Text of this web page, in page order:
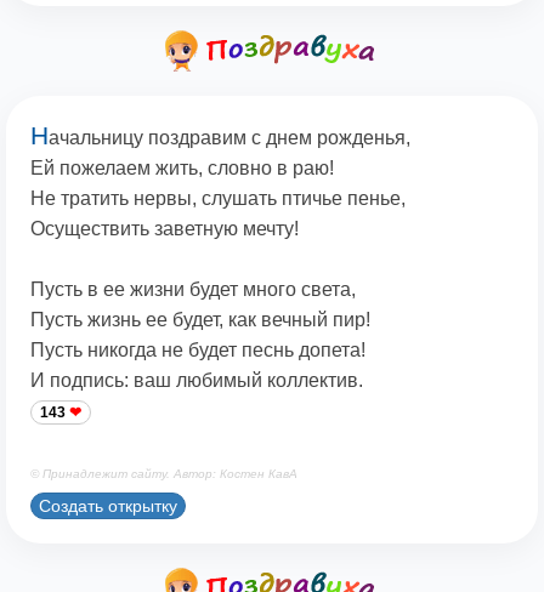
Начальницу поздравим с днем рожденья,
Ей пожелаем жить, словно в раю!
Не тратить нервы, слушать птичье пенье,
Осуществить заветную мечту!
Пусть в ее жизни будет много света,
Пусть жизнь ее будет, как вечный пир!
Пусть никогда не будет песнь допета!
И подпись: ваш любимый коллектив.
143
© Принадлежит сайту. Автор: Костен КавА
Создать открытку